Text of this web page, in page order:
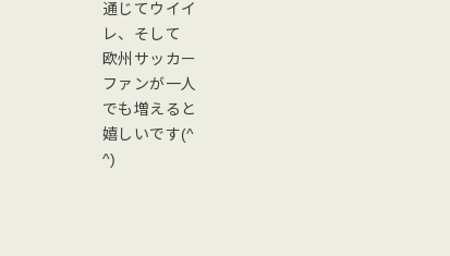
通じてウイイ
レ、そして
欧州サッカー
ファンが一人
でも増えると
嬉しいです(^
^)